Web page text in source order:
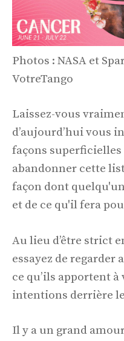
Photos : NASA et
VotreTango
Laissez-vous
d’aujourd’hui vous
façons superficielles
abandonner cette
façon dont
et de ce qu'il fera
Au lieu d’être strict
essayez de regarder
ce qu’ils apportent
intentions derrière
Il y a un grand